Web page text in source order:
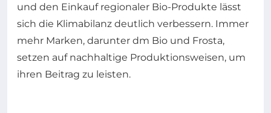
und den Einkauf regionaler Bio-Produkte lässt
sich die Klimabilanz deutlich verbessern. Immer
mehr Marken, darunter dm Bio und Frosta,
setzen auf nachhaltige Produktionsweisen, um
ihren Beitrag zu leisten.